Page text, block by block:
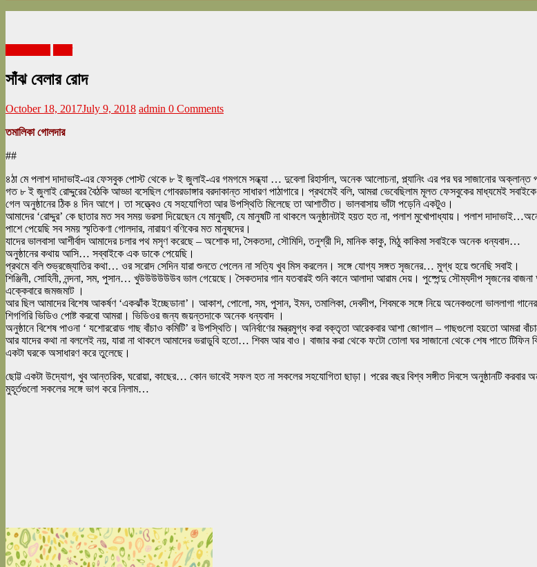
সাঁঝ বেলার রোদ
October 18, 2017July 9, 2018 admin 0 Comments
তমালিকা গোলদার
##
৪ঠা মে পলাশ দাদাভাই-এর ফেসবুক পোস্ট থেকে ৮ ই জুলাই-এর গমগমে সন্ধ্যা … দুবেলা রিহার্সাল, অনেক আলোচনা, প্ল্যানিং এর পর ঘর সাজানোর
গত ৮ ই জুলাই রোদ্দুরের বৈঠকি আড্ডা বসেছিল গোবরডাঙ্গার বরদাকান্ত সাধারণ পাঠাগারে। প্রথমেই বলি, আমরা ভেবেছিলাম মূলত ফেসবুকের মাধ্যমেই
গেল অনুষ্ঠানের ঠিক ৪ দিন আগে। তা সত্ত্বেও যে সহযোগিতা আর উপস্থিতি মিলেছে তা আশাতীত। ভালবাসায় ভাঁটা পড়েনি একটুও।
আমাদের ‘রোদ্দুর’ কে ছাতার মত সব সময় ভরসা দিয়েছেন যে মানুষটি, যে মানুষটি না থাকলে অনুষ্ঠানটাই হয়ত হত না, পলাশ মুখোপাধ্যায়। পলাশ
পাশে পেয়েছি সব সময় স্মৃতিকণা গোলদার, নারায়ণ বণিকের মত মানুষদের।
যাদের ভালবাসা আশীর্বাদ আমাদের চলার পথ মসৃণ করেছে – অশোক দা, সৈকতদা, সৌমিদি, তনুশ্রী দি, মানিক কাকু, মিঠু কাকিমা সবাইকে অনেক ধন্যবাদ…
অনুষ্ঠানের কথায় আসি… সব্বাইকে এক ডাকে পেয়েছি।
প্রথমে বলি শুভ্রজ্যোতির কথা… ওর সরোদ সেদিন যারা শুনতে পেলেন না সত্যি খুব মিস করলেন। সঙ্গে যোগ্য সঙ্গত সৃজনের… মুগ্ধ হয়ে শুনেছি সবাই।
শিঞ্জিনী, সোহিনী, নন্দনা, সম, পুসান… খুউউউউউউব ভাল গেয়েছে। সৈকতদার গান যতবারই শুনি কানে আলাদা আরাম দেয়। পুষ্পেন্দু সৌম্যদীপ সৃজনের
এক্কেবারে জমজমাট ।
আর ছিল আমাদের বিশেষ আকর্ষণ ‘একঝাঁক ইচ্ছেডানা’। আকাশ, পোলো, সম, পুসান, ইমন, তমালিকা, দেবদীপ, শিবমকে সঙ্গে নিয়ে অনেকগুলো ভাললাগা
শিগগিরি ভিডিও পোষ্ট করবো আমরা। ভিডিওর জন্য জয়ন্তদাকে অনেক ধন্যবাদ ।
অনুষ্ঠানে বিশেষ পাওনা ‘ যশোররোড গাছ বাঁচাও কমিটি’ র উপস্থিতি। অনির্বাণের মন্ত্রমুগ্ধ করা বক্তৃতা আরেকবার আশা জোগাল – গাছগুলো হয়তো আমরা
আর যাদের কথা না বললেই নয়, যারা না থাকলে আমাদের ভরাডুবি হতো… শিবম আর বাও। বাজার করা থেকে ফটো তোলা ঘর সাজানো থেকে শেষ পাতে
একটা ঘরকে অসাধারণ করে তুলেছে।
ছোট্ট একটা উদ্যোগ, খুব আন্তরিক, ঘরোয়া, কাছের… কোন ভাবেই সফল হত না সকলের সহযোগিতা ছাড়া। পরের বছর বিশ্ব সঙ্গীত দিবসে অনুষ্ঠানটি
মুহূর্তগুলো সকলের সঙ্গে ভাগ করে নিলাম…